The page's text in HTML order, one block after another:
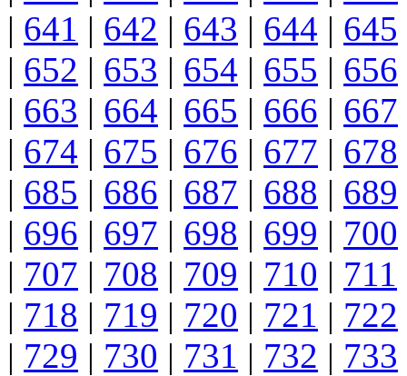
| 641 | 642 | 643 | 644 | 645
| 652 | 653 | 654 | 655 | 656
| 663 | 664 | 665 | 666 | 667
| 674 | 675 | 676 | 677 | 678
| 685 | 686 | 687 | 688 | 689
| 696 | 697 | 698 | 699 | 700
| 707 | 708 | 709 | 710 | 711
| 718 | 719 | 720 | 721 | 722
| 729 | 730 | 731 | 732 | 733